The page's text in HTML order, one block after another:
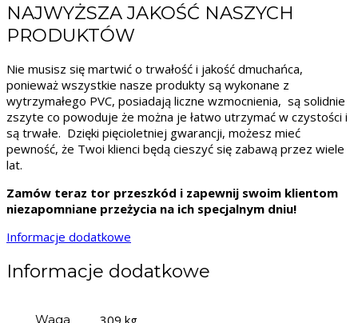
NAJWYŻSZA JAKOŚĆ NASZYCH
PRODUKTÓW
Nie musisz się martwić o trwałość i jakość dmuchańca,
ponieważ wszystkie nasze produkty są wykonane z
wytrzymałego PVC, posiadają liczne wzmocnienia, są solidnie
zszyte co powoduje że można je łatwo utrzymać w czystości i
są trwałe. Dzięki pięcioletniej gwarancji, możesz mieć
pewność, że Twoi klienci będą cieszyć się zabawą przez wiele
lat.
Zamów teraz tor przeszkód i zapewnij swoim klientom
niezapomniane przeżycia na ich specjalnym dniu!
Informacje dodatkowe
Informacje dodatkowe
Waga 309 kg